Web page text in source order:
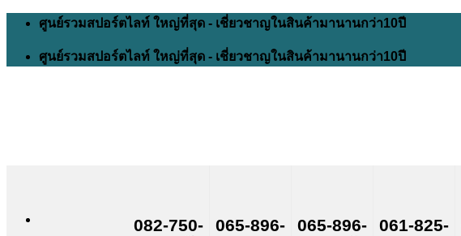
Skip
ศูนย์รวมสปอร์ตไลท์ ใหญ่ที่สุด - เชี่ยวชาญในสินค้ามานานกว่า10ปี
ศูนย์รวมสปอร์ตไลท์ ใหญ่ที่สุด - เชี่ยวชาญในสินค้ามานานกว่า10ปี
082-750-
065-896-
065-896-
061-825-